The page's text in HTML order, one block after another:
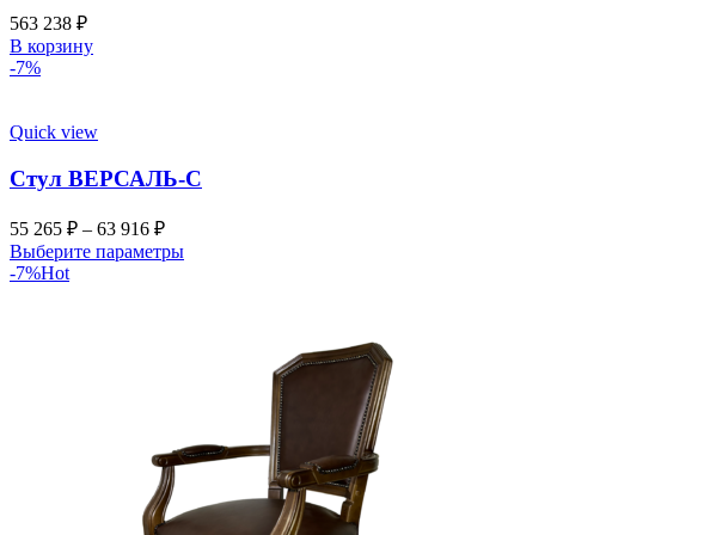
563 238 ₽
В корзину
-7%
Quick view
Стул ВЕРСАЛЬ-С
55 265 ₽ – 63 916 ₽
Выберите параметры
-7%Hot